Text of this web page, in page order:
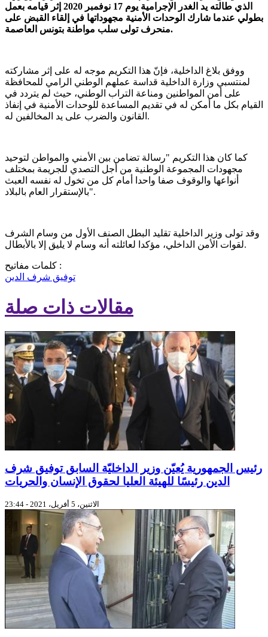
الذي طالته يد الغدر الإجرامية يوم 17 نوفمبر 2020 إثر قيامه بعمل
بطولي عندما شارك الوحدات الأمنية مجهوداتها في إلقاء القبض على
منحرف تولى سلب مواطنة بتونس العاصمة.
ووفق بلاغ الداخلية، فإنّ هذا التكريم موجه له على إثر مشاركته
لمنتسبي وزارة الداخلية قداسة عملهم الوطني الرامي للمحافظة
على أمن المواطنين ومناعة التراب الوطني، حيث لم يتردد في
القيام بكل ما أمكن له في تقديم المساعدة للوحدات الأمنية في إنفاذ
القانون والضرب على يد المخالفين له.
كما كان هذا التكريم "رسالة تضامن بين الأمني والمواطن لتوحيد
مجهودات المجموعة الوطنية من أجل التصدي للجريمة بمختلف
أنواعها والوقوف صفا واحدا أمام كل من تخول له نفسه العبث
بالإستقرار العام بالبلاد".
وقد تولى وزير الداخلية تقليد البطل الصنف الأول من وسام الشرف
لقوات الأمن الداخلي، مؤكدا لعائلته أنه وسام لا يليق إلا بالأبطال.
كلمات مفاتيح :
توفيق شرف الدين
مقالات ذات صلة
رئيس الجمهورية يُعيّن وزير الداخليّة السابق توفيق شرف
الدين رئيسًا للهيئة العليا لحقوق الإنسان والحريات
الاثنين، 5 أفريل، 2021 - 23:44